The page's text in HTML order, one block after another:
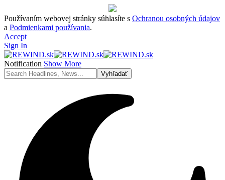
Používaním webovej stránky súhlasíte s Ochranou osobných údajov
a Podmienkami používania.
Accept
Sign In
Notification Show More